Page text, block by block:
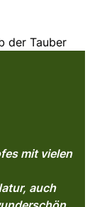
mit vielen
auch